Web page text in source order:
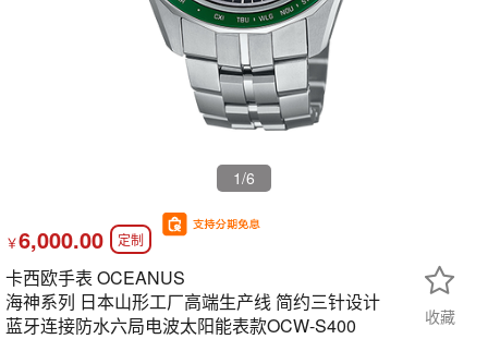
1/6
￥6,000.00 定制
卡西欧手表 OCEANUS
海神系列 日本山形工厂高端生产线 简约三针设计
蓝牙连接防水六局电波太阳能表款OCW-S400
收藏